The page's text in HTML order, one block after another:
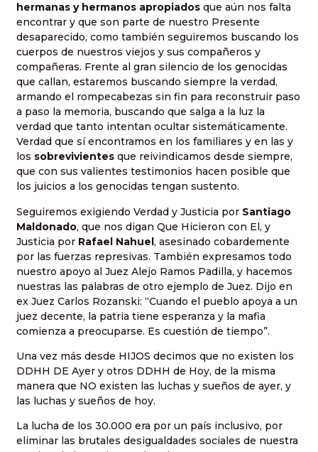
hermanas y hermanos apropiados que aún nos falta
encontrar y que son parte de nuestro Presente
desaparecido, como también seguiremos buscando los
cuerpos de nuestros viejos y sus compañeros y
compañeras. Frente al gran silencio de los genocidas
que callan, estaremos buscando siempre la verdad,
armando el rompecabezas sin fin para reconstruir paso
a paso la memoria, buscando que salga a la luz la
verdad que tanto intentan ocultar sistemáticamente.
Verdad que sí encontramos en los familiares y en las y
los sobrevivientes que reivindicamos desde siempre,
que con sus valientes testimonios hacen posible que
los juicios a los genocidas tengan sustento.
Seguiremos exigiendo Verdad y Justicia por Santiago
Maldonado, que nos digan Que Hicieron con El, y
Justicia por Rafael Nahuel, asesinado cobardemente
por las fuerzas represivas. También expresamos todo
nuestro apoyo al Juez Alejo Ramos Padilla, y hacemos
nuestras las palabras de otro ejemplo de Juez. Dijo en
ex Juez Carlos Rozanski: “Cuando el pueblo apoya a un
juez decente, la patria tiene esperanza y la mafia
comienza a preocuparse. Es cuestión de tiempo”.
Una vez más desde HIJOS decimos que no existen los
DDHH DE Ayer y otros DDHH de Hoy, de la misma
manera que NO existen las luchas y sueños de ayer, y
las luchas y sueños de hoy.
La lucha de los 30.000 era por un país inclusivo, por
eliminar las brutales desigualdades sociales de nuestra